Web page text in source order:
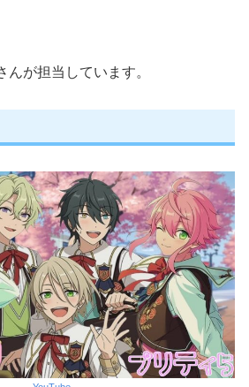
が担当しています。